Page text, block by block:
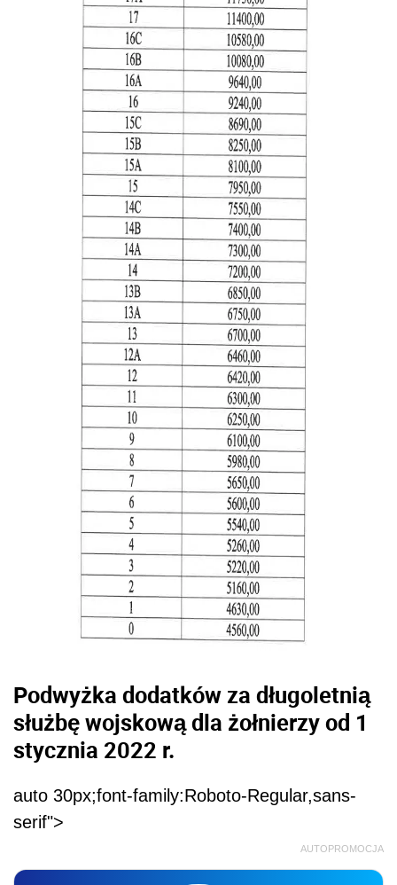
Podwyżka dodatków za długoletnią
służbę wojskową dla żołnierzy od 1
stycznia 2022 r.
auto 30px;font-family:Roboto-Regular,sans-
serif">
AUTOPROMOCJA